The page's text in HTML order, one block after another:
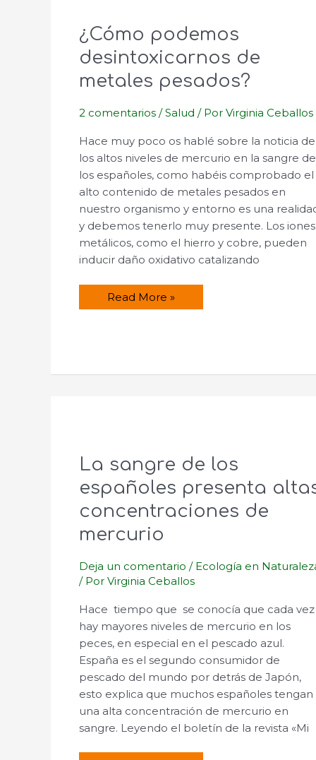
¿Cómo podemos
desintoxicarnos de
metales pesados?
2 comentarios /Salud / PorVirginia Ceballos
Hace muy poco os hablé sobre la noticia de
los altos niveles de mercurio en la sangre de
los españoles, como habéis comprobado el
alto contenido de metales pesados en
nuestro organismo y entorno es una
y debemos tenerlo muy presente. Los iones
metálicos, como el hierro y cobre, pueden
inducir daño oxidativo catalizando
¿Cómo
podemos
Read More »
La sangre de los
españoles presenta
concentraciones de
mercurio
Deja un comentario / Ecología en
/ PorVirginia Ceballos
Hace tiempo que se conocía que cada vez
hay mayores niveles de mercurio en los
peces, en especial en el pescado azul.
España es el segundo consumidor de
pescado del mundo por detrás de Japón,
esto explica que muchos españoles tengan
una alta concentración de mercurio en
sangre. Leyendo el boletín de la revista «Mi